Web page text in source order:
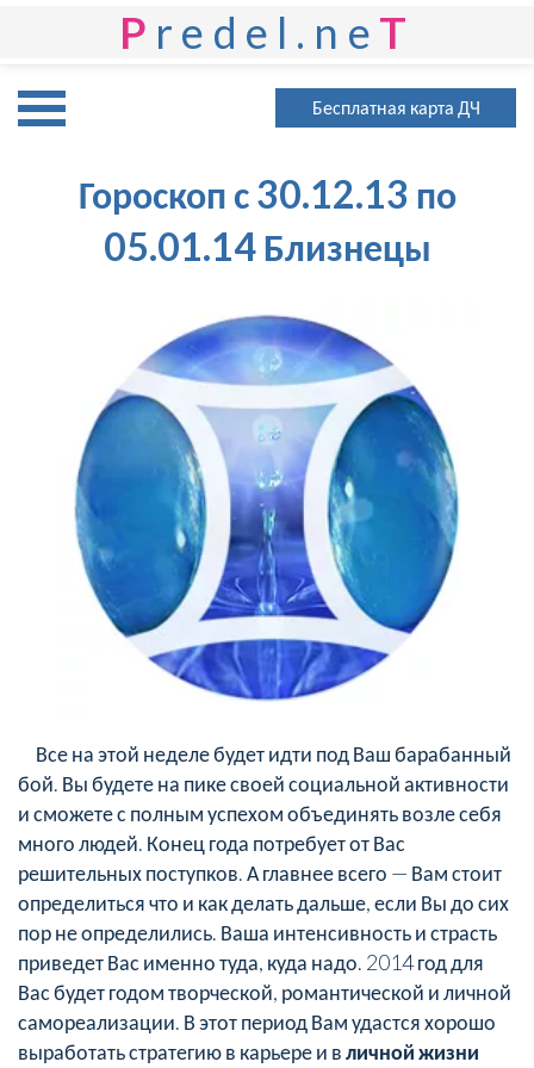
P redel.ne T
Бесплатная карта ДЧ
Гороскоп с 30.12.13 по
05.01.14 Близнецы
Все на этой неделе будет идти под Ваш барабанный
бой. Вы будете на пике своей социальной активности
и сможете с полным успехом объединять возле себя
много людей. Конец года потребует от Вас
решительных поступков. А главнее всего — Вам стоит
определиться что и как делать дальше, если Вы до сих
пор не определились. Ваша интенсивность и страсть
приведет Вас именно туда, куда надо. 2014 год для
Вас будет годом творческой, романтической и личной
самореализации. В этот период Вам удастся хорошо
выработать стратегию в карьере и вличной жизни